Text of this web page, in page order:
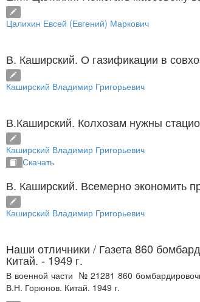
Цалихин Евсей (Евгений) Маркович
В. Каширский. О газификации в
Каширский Владимир Григорьевич
В.Каширский. Колхозам нужны
Каширский Владимир Григорьевич
Скачать
В. Каширский. Всемерно экономить
Каширский Владимир Григорьевич
Наши отличники / Газета 860
Китай. - 1949 г.
В военной части № 21281 860
В.Н. Горюнов. Китай. 1949 г.